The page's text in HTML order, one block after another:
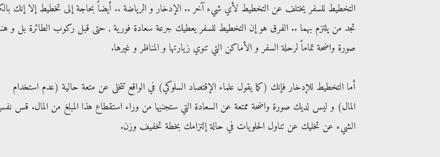
التخطيط للسفر يختلف عن التخطيط لأي شيء آخر .. الإدخار و الرياضة .. أيضاً بحاجة إلى تخطيط إلا إنك
تجد من يلتزم بهما .. الفرق هو إن التخطيط للسفر يعطيك جرعة سعادة فورية , حتى قبل ركوب الطائرة بل و
صورة واضحة تماماً لرحلة السفر و الأماكن التي تنوي زيارتها و المناظر و غيرها.
أما التخطيط للإدخار فإنك (كما يقول علماء الإقتصاد السلوكي) في الواقع تتخلى عن متعة حالية (عدم استخدام
المال) و ليس لديك صورة واضحة ممتعة عن السعادة التي ستجنيها من وراء استقطاع هذا المبلغ من المال. قس
الشيء عن تخليك عن تناول الحلويات في حالة إلتزامك بخطة تخفيف وزن.